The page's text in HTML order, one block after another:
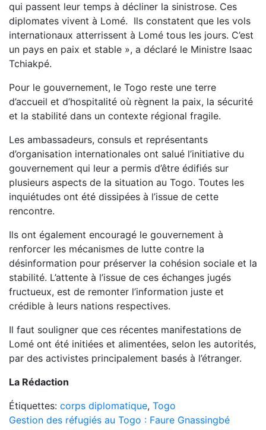
qui passent leur temps à décliner la sinistrose. Ces
diplomates vivent à Lomé. Ils constatent que les vols
internationaux atterrissent à Lomé tous les jours. C’est
un pays en paix et stable », a déclaré le Ministre Isaac
Tchiakpé.
Pour le gouvernement, le Togo reste une terre
d’accueil et d’hospitalité où règnent la paix, la sécurité
et la stabilité dans un contexte régional fragile.
Les ambassadeurs, consuls et représentants
d’organisation internationales ont salué l’initiative du
gouvernement qui leur a permis d’être édifiés sur
plusieurs aspects de la situation au Togo. Toutes les
inquiétudes ont été dissipées à l’issue de cette
rencontre.
Ils ont également encouragé le gouvernement à
renforcer les mécanismes de lutte contre la
désinformation pour préserver la cohésion sociale et la
stabilité. L’attente à l’issue de ces échanges jugés
fructueux, est de remonter l’information juste et
crédible à leurs nations respectives.
Il faut souligner que ces récentes manifestations de
Lomé ont été initiées et alimentées, selon les autorités,
par des activistes principalement basés à l’étranger.
La Rédaction
Étiquettes: corps diplomatique, Togo
Navigation
Gestion des réfugiés au Togo : Faure Gnassingbé